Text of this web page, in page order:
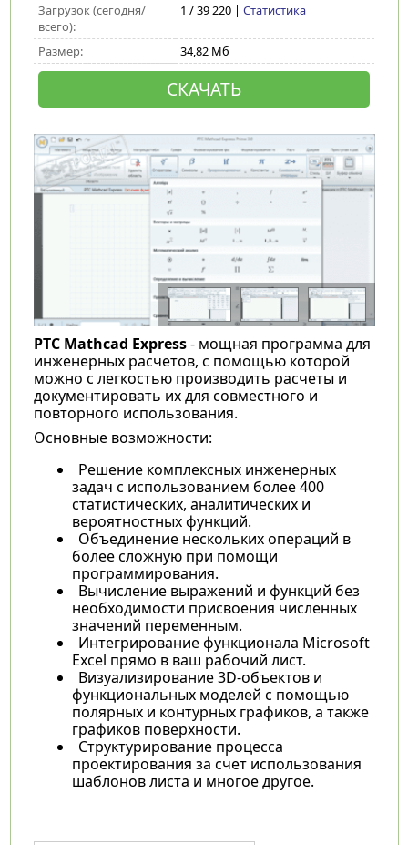
Загрузок (сегодня/
всего):
1 / 39 220 | Статистика
Размер: 34,82 Мб
СКАЧАТЬ
PTC Mathcad Express- мощная программа для
инженерных расчетов, с помощью которой
можно с легкостью производить расчеты и
документировать их для совместного и
повторного использования.
Основные возможности:
Решение комплексных инженерных
задач с использованием более 400
статистических, аналитических и
вероятностных функций.
Объединение нескольких операций в
более сложную при помощи
программирования.
Вычисление выражений и функций без
необходимости присвоения численных
значений переменным.
Интегрирование функционала Microsoft
Excel прямо в ваш рабочий лист.
Визуализирование 3D-объектов и
функциональных моделей с помощью
полярных и контурных графиков, а также
графиков поверхности.
Структурирование процесса
проектирования за счет использования
шаблонов листа и многое другое.